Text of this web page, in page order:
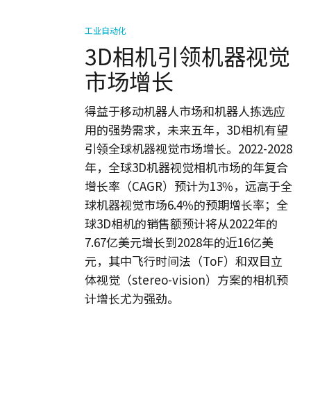
引
领
机
器
视
觉
市
场
增
长
工业自动化
3D相机引领机器视觉
市场增长
得益于移动机器人市场和机器人拣选应
用的强势需求，未来五年，3D相机有望
引领全球机器视觉市场增长。2022-2028
年，全球3D机器视觉相机市场的年复合
增长率（CAGR）预计为13%，远高于全
球机器视觉市场6.4%的预期增长率；全
球3D相机的销售额预计将从2022年的
7.67亿美元增长到2028年的近16亿美
元，其中飞行时间法（ToF）和双目立
体视觉（stereo-vision）方案的相机预
计增长尤为强劲。